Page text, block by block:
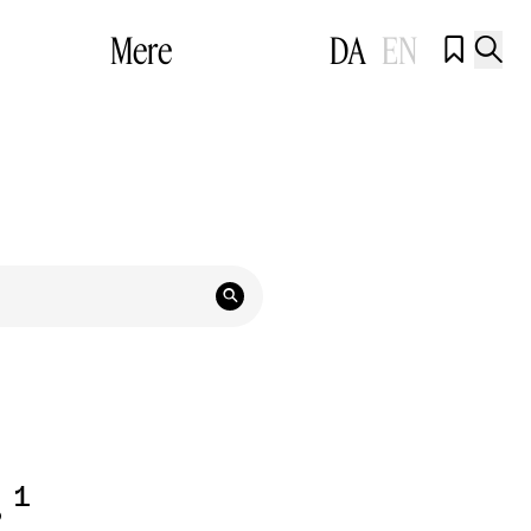
Mere DA EN  

1